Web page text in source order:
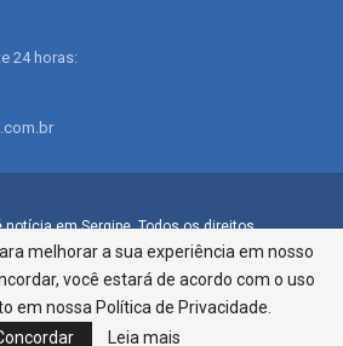
24 horas:
notícia em Sergipe. Todos os direitos
reservados.
Silveira 276, Bairro São José |
030, Fone: 79.2106.8000 - CI Centro de
Informações LTDA
melhorar a sua experiência em nosso
você estará de acordo com o uso
em nossa Política de Privacidade.
Leia mais